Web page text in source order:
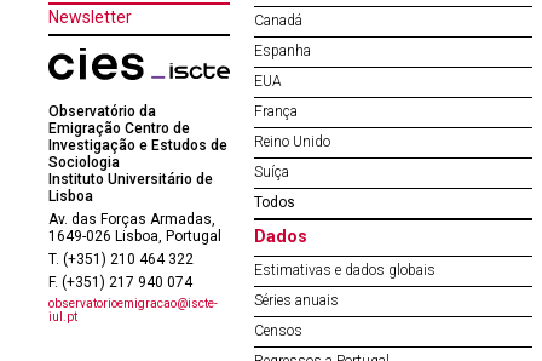
Newsletter
Observatório da
Emigração Centro de
Investigação e Estudos de
Sociologia
Instituto Universitário de
Lisboa
Av. das Forças Armadas,
1649-026 Lisboa, Portugal
T. (+351) 210 464 322
F. (+351) 217 940 074
observatorioemigracao@iscte-
iul.pt
Canadá
Espanha
EUA
França
Reino Unido
Suíça
Todos
Dados
Estimativas e dados globais
Séries anuais
Censos